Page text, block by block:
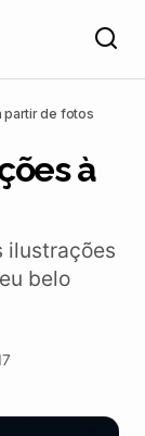
partir de fotos
à
ilustrações
belo